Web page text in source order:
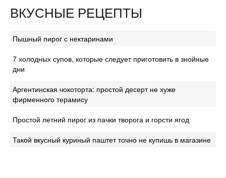
ВКУСНЫЕ РЕЦЕПТЫ
Пышный пирог с нектаринами
7 холодных супов, которые следует приготовить в знойные
дни
Аргентинская чокоторта: простой десерт не хуже
фирменного терамису
Простой летний пирог из пачки творога и горсти ягод
Такой вкусный куриный паштет точно не купишь в магазине